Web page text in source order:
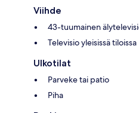
Viihde
43-tuumainen
Televisio yleisissä tiloissa
Ulkotilat
Parveke tai patio
Piha